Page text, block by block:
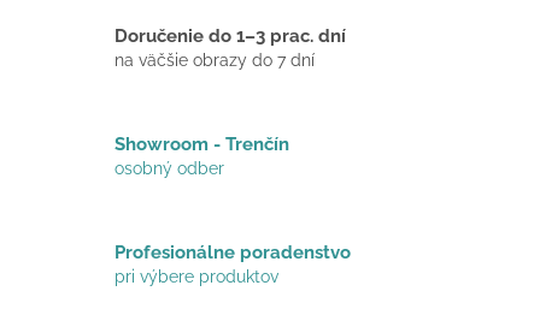
Doručenie do 1–3 prac. dní
na väčšie obrazy do 7 dní
Showroom - Trenčín
osobný odber
Profesionálne poradenstvo
pri výbere produktov